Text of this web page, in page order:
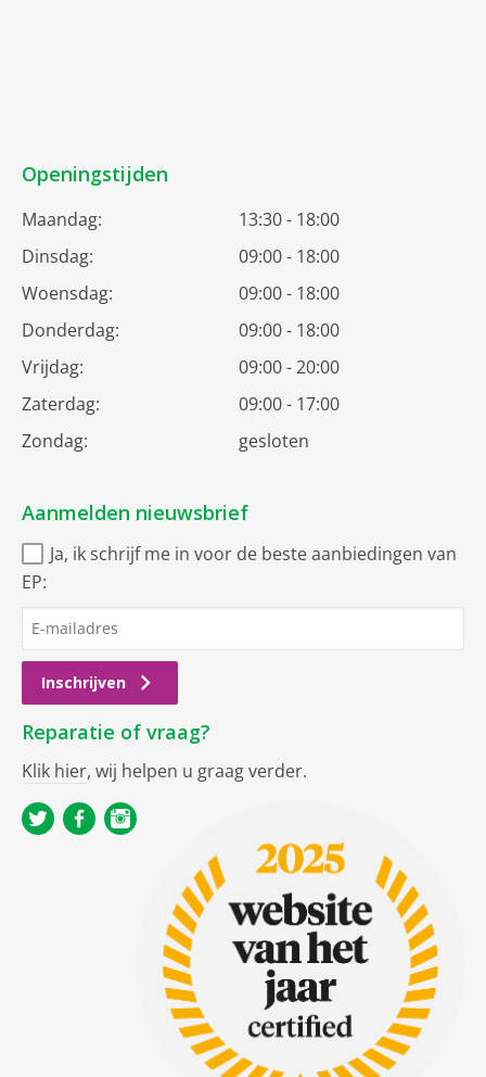
Openingstijden
Maandag:
13:30 - 18:00
Dinsdag:
09:00 - 18:00
Woensdag:
09:00 - 18:00
Donderdag:
09:00 - 18:00
Vrijdag:
09:00 - 20:00
Zaterdag:
09:00 - 17:00
Zondag:
gesloten
Aanmelden nieuwsbrief
Ja, ik schrijf me in voor de beste aanbiedingen van
EP:
Inschrijven
Reparatie of vraag?
Klik hier, wij helpen u graag verder.